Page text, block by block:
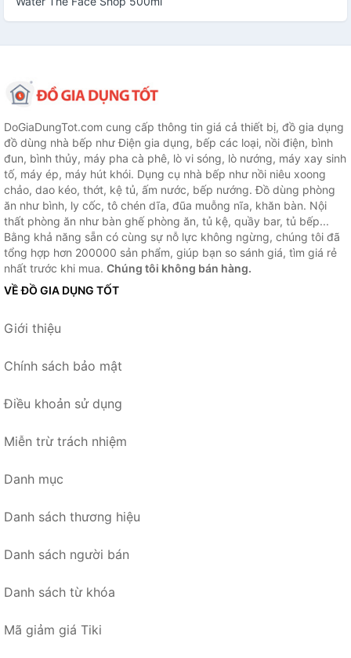
DoGiaDungTot.com cung cấp thông tin giá cả thiết bị, đồ gia dụng
đồ dùng nhà bếp như Điện gia dụng, bếp các loại, nồi điện, bình
đun, bình thủy, máy pha cà phê, lò vi sóng, lò nướng, máy xay sinh
tố, máy ép, máy hút khói. Dụng cụ nhà bếp như nồi niêu xoong
chảo, dao kéo, thớt, kệ tủ, ấm nước, bếp nướng. Đồ dùng phòng
ăn như bình, ly cốc, tô chén dĩa, đũa muỗng nĩa, khăn bàn. Nội
thất phòng ăn như bàn ghế phòng ăn, tủ kệ, quầy bar, tủ bếp...
Bằng khả năng sẵn có cùng sự nỗ lực không ngừng, chúng tôi đã
tổng hợp hơn 200000 sản phẩm, giúp bạn so sánh giá, tìm giá rẻ
nhất trước khi mua. Chúng tôi không bán hàng.
VỀ ĐỒ GIA DỤNG TỐT
Giới thiệu
Chính sách bảo mật
Điều khoản sử dụng
Miễn trừ trách nhiệm
Danh mục
Danh sách thương hiệu
Danh sách người bán
Danh sách từ khóa
Mã giảm giá Tiki